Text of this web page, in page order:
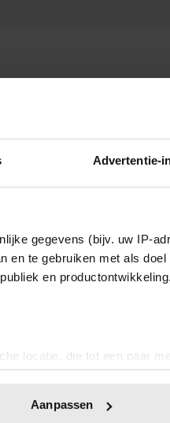
Advertentie-
gegevens (bijv. uw IP-
en te gebruiken met als
en
locatie, die tot een paar
scannen op specifieke
in de Cookieverklaring.
Aanpassen